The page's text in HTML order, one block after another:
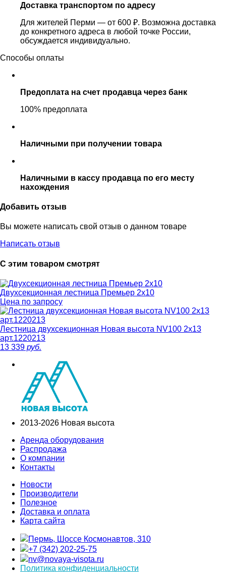
Доставка транспортом по адресу
Для жителей Перми — от 600 ₽. Возможна доставка
до конкретного адреса в любой точке России,
обсуждается индивидуально.
Способы оплаты
Предоплата на счет продавца через банк
100% предоплата
Наличными при получении товара
Наличными в кассу продавца по его месту
нахождения
Добавить отзыв
Вы можете написать свой отзыв о данном товаре
Написать отзыв
С этим товаром смотрят
Двухсекционная лестница Премьер 2x10
Цена по запросу
Лестница двухсекционная Новая высота NV100 2x13
арт.1220213
13 339 руб.
2013-2026 Новая высота
Аренда оборудования
Распродажа
О компании
Контакты
Новости
Производители
Полезное
Доставка и оплата
Карта сайта
Пермь, Шоссе Космонавтов, 310
+7 (342) 202-25-75
nv@novaya-visota.ru
Политика конфиденциальности